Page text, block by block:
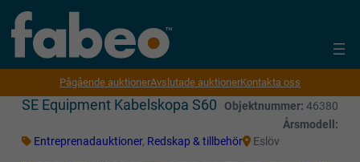
Pågående auktionerAvslutade auktionerKontakta oss
SE Equipment Kabelskopa S60 Objektnummer: 46380
Årsmodell:
Entreprenadauktioner, Redskap & tillbehör Eslöv